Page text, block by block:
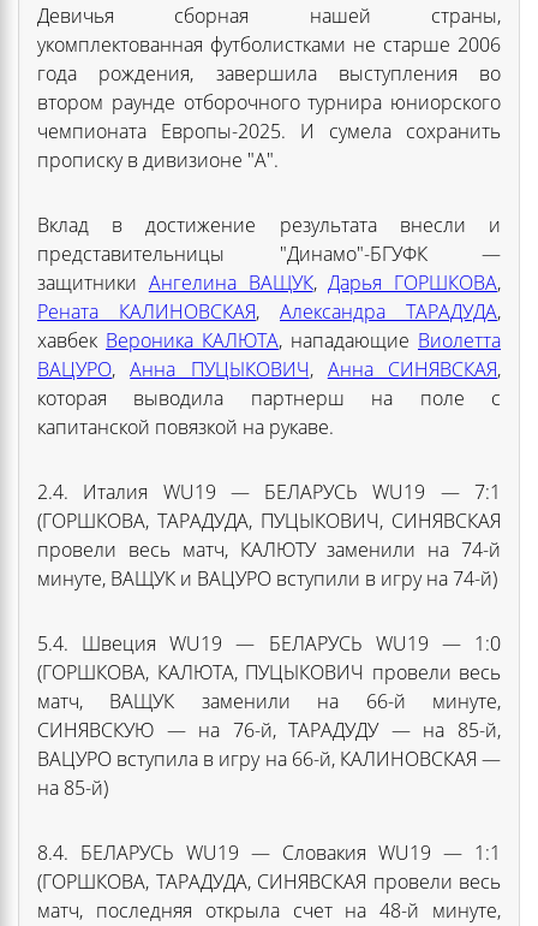
Девичья сборная нашей страны,
укомплектованная футболистками не старше 2006
года рождения, завершила выступления во
втором раунде отборочного турнира юниорского
чемпионата Европы-2025. И сумела сохранить
прописку в дивизионе "А".
Вклад в достижение результата внесли и
представительницы "Динамо"-БГУФК —
защитники Ангелина ВАЩУК,Дарья ГОРШКОВА,
Рената КАЛИНОВСКАЯ, Александра ТАРАДУДА,
хавбек Вероника КАЛЮТА, нападающие Виолетта
ВАЦУРО,Анна ПУЦЫКОВИЧ, Анна СИНЯВСКАЯ,
которая выводила партнерш на поле с
капитанской повязкой на рукаве.
2.4. Италия WU19 — БЕЛАРУСЬ WU19 — 7:1
(ГОРШКОВА, ТАРАДУДА, ПУЦЫКОВИЧ, СИНЯВСКАЯ
провели весь матч, КАЛЮТУ заменили на 74-й
минуте, ВАЩУК и ВАЦУРО вступили в игру на 74-й)
5.4. Швеция WU19 — БЕЛАРУСЬ WU19 — 1:0
(ГОРШКОВА, КАЛЮТА, ПУЦЫКОВИЧ провели весь
матч, ВАЩУК заменили на 66-й минуте,
СИНЯВСКУЮ — на 76-й, ТАРАДУДУ — на 85-й,
ВАЦУРО вступила в игру на 66-й, КАЛИНОВСКАЯ —
на 85-й)
8.4. БЕЛАРУСЬ WU19 — Словакия WU19 — 1:1
(ГОРШКОВА, ТАРАДУДА, СИНЯВСКАЯ провели весь
матч, последняя открыла счет на 48-й минуте,